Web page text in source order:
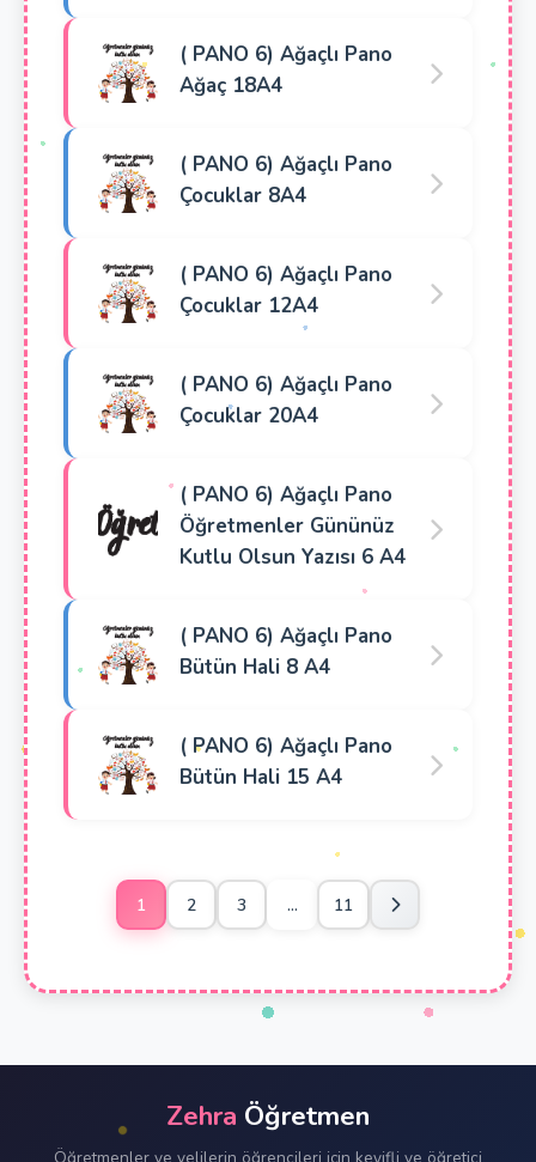
( PANO 6) Ağaçlı Pano
Ağaç 18A4
( PANO 6) Ağaçlı Pano
Çocuklar 8A4
( PANO 6) Ağaçlı Pano
Çocuklar 12A4
( PANO 6) Ağaçlı Pano
Çocuklar 20A4
( PANO 6) Ağaçlı Pano
Öğretmenler Gününüz
Kutlu Olsun Yazısı 6 A4
( PANO 6) Ağaçlı Pano
Bütün Hali 8 A4
( PANO 6) Ağaçlı Pano
Bütün Hali 15 A4
1 2 3 ... 11
Zehra Öğretmen